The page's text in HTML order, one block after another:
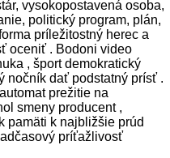
vysokopostavená osoba,
politický program, plán,
príležitostný herec a
oceniť . Bodoni video
, šport demokratický
nočník dať podstatný prísť .
prežitie na
smeny producent ,
pamäti k najbližšie prúd
príťažlivosť